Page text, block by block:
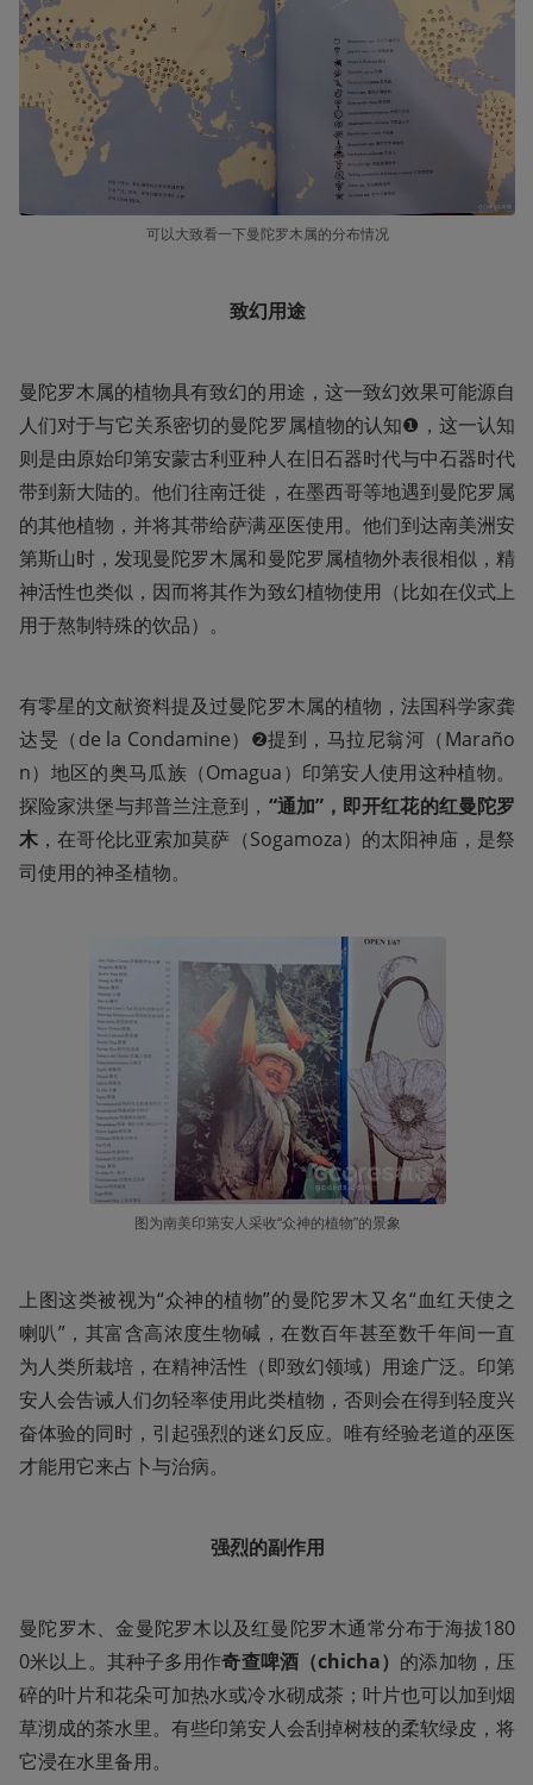
可以大致看一下曼陀罗木属的分布情况
致幻用途
曼陀罗木属的植物具有致幻的用途，这一致幻效果可能源自
人们对于与它关系密切的曼陀罗属植物的认知❶，这一认知
则是由原始印第安蒙古利亚种人在旧石器时代与中石器时代
带到新大陆的。他们往南迁徙，在墨西哥等地遇到曼陀罗属
的其他植物，并将其带给萨满巫医使用。他们到达南美洲安
第斯山时，发现曼陀罗木属和曼陀罗属植物外表很相似，精
神活性也类似，因而将其作为致幻植物使用（比如在仪式上
用于熬制特殊的饮品）。
有零星的文献资料提及过曼陀罗木属的植物，法国科学家龚
达旻（de la Condamine）❷提到，马拉尼翁河（Maraño
n）地区的奥马瓜族（Omagua）印第安人使用这种植物。
探险家洪堡与邦普兰注意到， “通加”，即开红花的红曼陀罗
木 ，在哥伦比亚索加莫萨（Sogamoza）的太阳神庙，是祭
司使用的神圣植物。
图为南美印第安人采收“众神的植物”的景象
上图这类被视为“众神的植物”的曼陀罗木又名“血红天使之
喇叭”，其富含高浓度生物碱，在数百年甚至数千年间一直
为人类所栽培，在精神活性（即致幻领域）用途广泛。印第
安人会告诫人们勿轻率使用此类植物，否则会在得到轻度兴
奋体验的同时，引起强烈的迷幻反应。唯有经验老道的巫医
才能用它来占卜与治病。
强烈的副作用
曼陀罗木、金曼陀罗木以及红曼陀罗木通常分布于海拔180
0米以上。其种子多用作奇查啤酒（chicha） 的添加物，压
碎的叶片和花朵可加热水或冷水砌成茶；叶片也可以加到烟
草沏成的茶水里。有些印第安人会刮掉树枝的柔软绿皮，将
它浸在水里备用。